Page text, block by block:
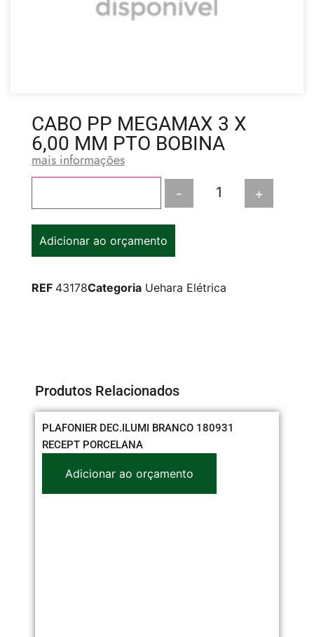
CABO PP MEGAMAX 3 X
6,00 MM PTO BOBINA
mais informações
- +
Adicionar ao orçamento
REF 43178Categoria Uehara Elétrica
Produtos Relacionados
PLAFONIER DEC.ILUMI BRANCO 180931
RECEPT PORCELANA
Adicionar ao orçamento